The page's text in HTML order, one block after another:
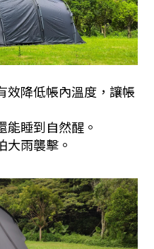
效降低帳內溫度，讓帳
能睡到自然醒。
大雨襲擊。